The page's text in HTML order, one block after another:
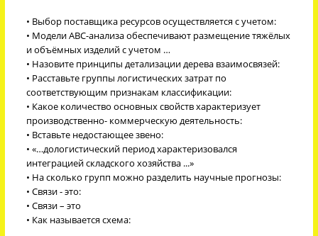
• Выбор поставщика ресурсов осуществляется с учетом:
• Модели АВС-анализа обеспечивают размещение тяжёлых
и объёмных изделий с учетом …
• Назовите принципы детализации дерева взаимосвязей:
• Расставьте группы логистических затрат по
соответствующим признакам классификации:
• Какое количество основных свойств характеризует
производственно- коммерческую деятельность:
• Вставьте недостающее звено:
• «…дологистический период характеризовался
интеграцией складского хозяйства ...»
• На сколько групп можно разделить научные прогнозы:
• Связи - это:
• Связи – это
• Как называется схема: